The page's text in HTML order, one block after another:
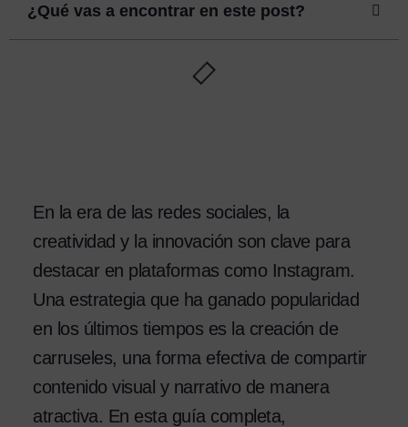
¿Qué vas a encontrar en este post?
En la era de las redes sociales, la
creatividad y la innovación son clave para
destacar en plataformas como Instagram.
Una estrategia que ha ganado popularidad
en los últimos tiempos es la creación de
carruseles, una forma efectiva de compartir
contenido visual y narrativo de manera
atractiva. En esta guía completa,